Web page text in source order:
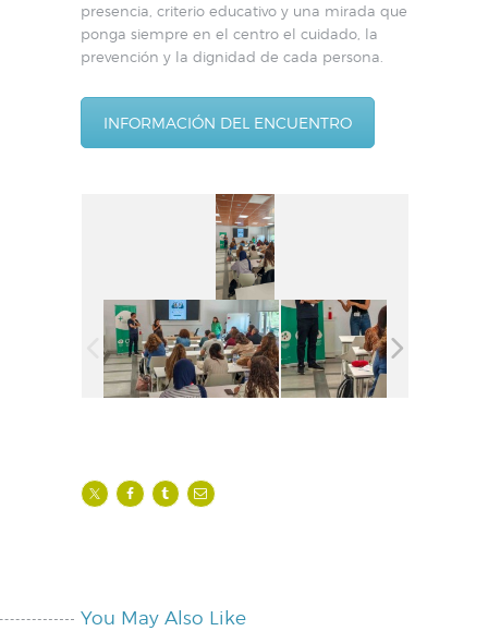
presencia, criterio educativo y una mirada que
ponga siempre en el centro el cuidado, la
prevención y la dignidad de cada persona.
INFORMACIÓN DEL ENCUENTRO
You May Also Like